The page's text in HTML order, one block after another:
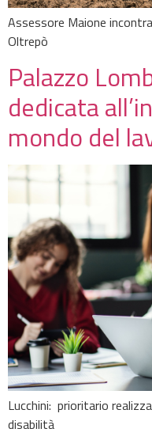
Assessore Maione
Oltrepò
Palazzo
dedicata
mondo del
Lucchini: prioritario
disabilità